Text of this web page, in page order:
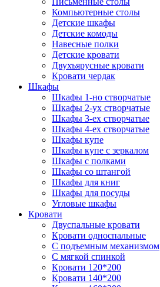
Компьютерные столы
Детские шкафы
Детские комоды
Навесные полки
Детские кровати
Двухъярусные кровати
Кровати чердак
Шкафы
Шкафы 1-но створчатые
Шкафы 2-ух створчатые
Шкафы 3-ех створчатые
Шкафы 4-ех створчатые
Шкафы купе
Шкафы купе с зеркалом
Шкафы с полками
Шкафы со штангой
Шкафы для книг
Шкафы для посуды
Угловые шкафы
Кровати
Двуспальные кровати
Кровати односпальные
С подъемным механизмом
С мягкой спинкой
Кровати 120*200
Кровати 140*200